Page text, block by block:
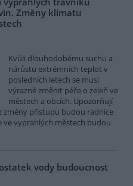
Změny klimatu
Kvůli dlouhodobému suchu a
nárůstu extrémních teplot v
posledních letech se musí
výrazně změnit péče o zeleň ve
městech a obcích. Upozorňují
změny přístupu budou radnice
ve vyprahlých městech budou
vody budoucnost